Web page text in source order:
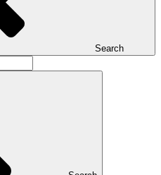
Search